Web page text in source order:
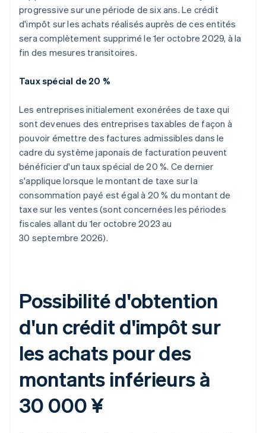
progressive sur une période de six ans. Le crédit
d'impôt sur les achats réalisés auprès de ces entités
sera complètement supprimé le 1er octobre 2029, à la
fin des mesures transitoires.
Taux spécial de 20 %
Les entreprises initialement exonérées de taxe qui
sont devenues des entreprises taxables de façon à
pouvoir émettre des factures admissibles dans le
cadre du système japonais de facturation peuvent
bénéficier d'un taux spécial de 20 %. Ce dernier
s'applique lorsque le montant de taxe sur la
consommation payé est égal à 20 % du montant de
taxe sur les ventes (sont concernées les périodes
fiscales allant du 1er octobre 2023 au
30 septembre 2026).
Possibilité d'obtention
d'un crédit d'impôt sur
les achats pour des
montants inférieurs à
30 000 ¥